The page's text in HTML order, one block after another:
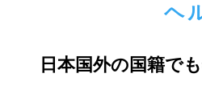
ヘ
日本国外の国籍で